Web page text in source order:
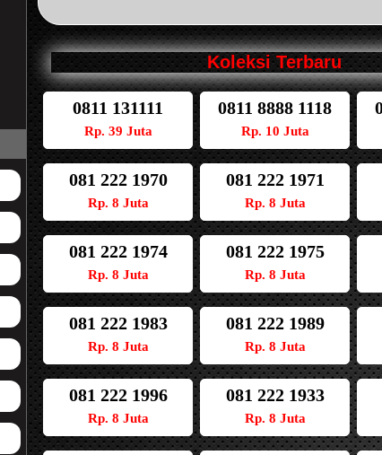
Koleksi Terbaru
0811 131111
Rp. 39 Juta
0811 8888 1118
Rp. 10 Juta
081 222 1970
Rp. 8 Juta
081 222 1971
Rp. 8 Juta
081 222 1974
Rp. 8 Juta
081 222 1975
Rp. 8 Juta
081 222 1983
Rp. 8 Juta
081 222 1989
Rp. 8 Juta
081 222 1996
Rp. 8 Juta
081 222 1933
Rp. 8 Juta